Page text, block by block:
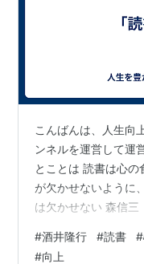
こんばんは、人生向
ンネルを運営して運
とことは 読書は心
が欠かせないように
は欠かせない 森信三
しくお願いします
#酒井隆行 #読書 #
#向上